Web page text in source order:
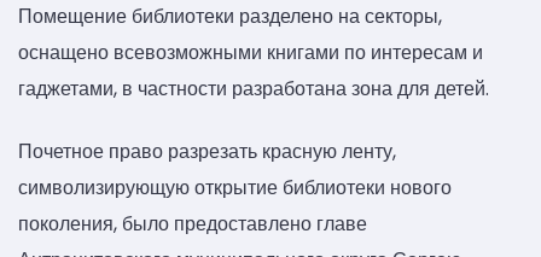
Помещение библиотеки разделено на секторы,
оснащено всевозможными книгами по интересам и
гаджетами, в частности разработана зона для детей.
Почетное право разрезать красную ленту,
символизирующую открытие библиотеки нового
поколения, было предоставлено главе